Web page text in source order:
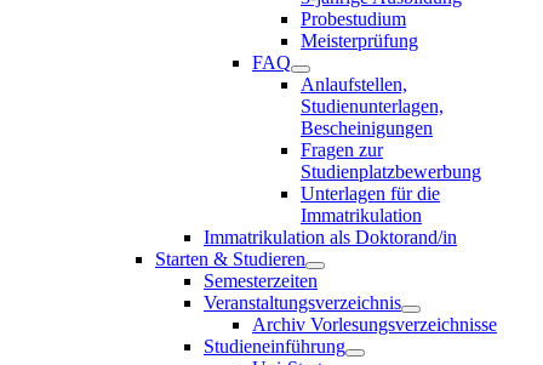
Probestudium
Meisterprüfung
FAQ
Anlaufstellen,
Studienunterlagen,
Bescheinigungen
Fragen zur
Studienplatzbewerbung
Unterlagen für die
Immatrikulation
Immatrikulation als Doktorand/in
Starten & Studieren
Semesterzeiten
Veranstaltungsverzeichnis
Archiv Vorlesungsverzeichnisse
Studieneinführung